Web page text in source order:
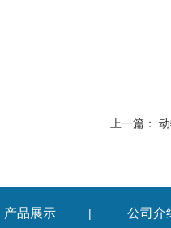
上一篇：
产品展示 | 公司介